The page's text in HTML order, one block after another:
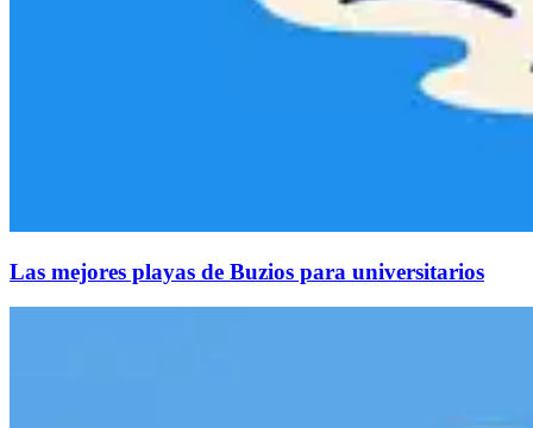
Las mejores playas de Buzios para universitarios